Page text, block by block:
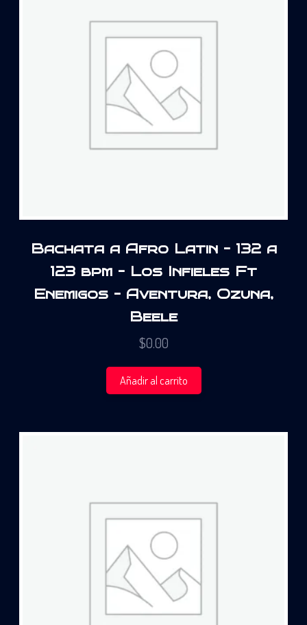
Bachata a Afro Latin – 132 a
123 bpm – Los Infieles Ft
Enemigos – Aventura, Ozuna,
Beele
$0.00
Añadir al carrito